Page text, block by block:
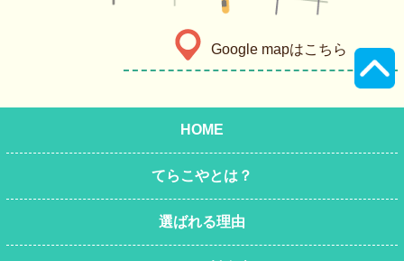
Google mapはこちら
HOME
てらこやとは？
選ばれる理由